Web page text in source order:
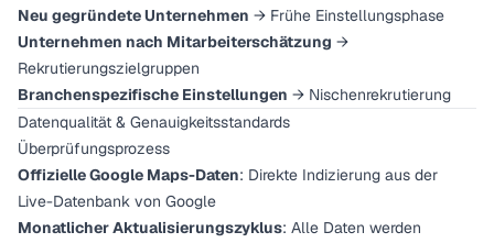
Neu gegründete Unternehmen → Frühe Einstellungsphase
Unternehmen nach Mitarbeiterschätzung →
Rekrutierungszielgruppen
Branchenspezifische Einstellungen → Nischenrekrutierung
Datenqualität & Genauigkeitsstandards
Überprüfungsprozess
Offizielle Google Maps-Daten: Direkte Indizierung aus der
Live-Datenbank von Google
Monatlicher Aktualisierungszyklus: Alle Daten werden